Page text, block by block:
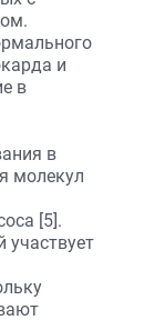
и
в
в
молекул
[5].
участвует